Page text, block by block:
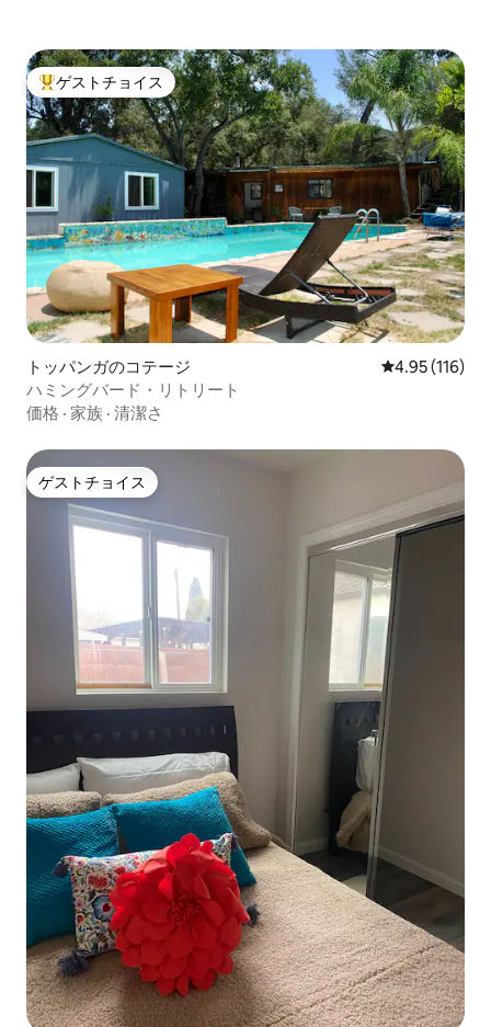
大好評のゲストチョイスです。
ゲストチョイス
トッパンガのコテージ レビュー116
4.95 (116)
ハミングバード・リトリート
価格 · 家族 · 清潔さ
ゲストチョイス
ゲストチョイス